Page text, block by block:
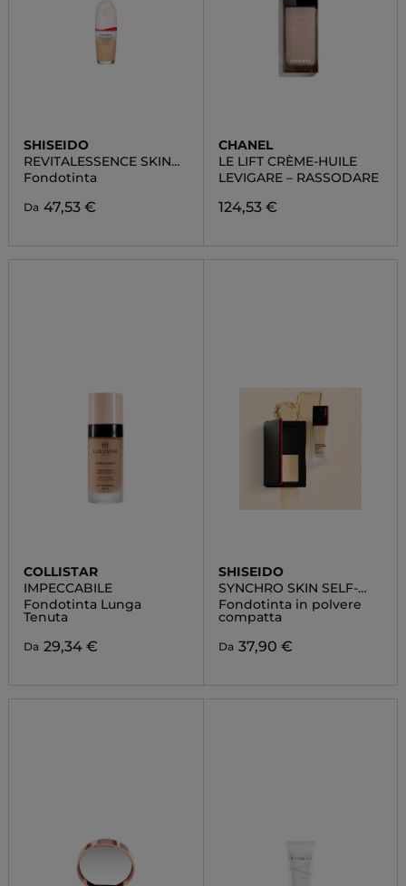
SHISEIDO
REVITALESSENCE SKIN
GLOW
Fondotinta
Da 47,53 €
CHANEL
LE LIFT CRÈME-HUILE
LEVIGARE – RASSODARE
124,53 €
COLLISTAR
IMPECCABILE
Fondotinta Lunga
Tenuta
Da 29,34 €
SHISEIDO
SYNCHRO SKIN SELF-
REFRESHING CUSTOM
FINISH POWDER
FOUNDATION
Fondotinta in polvere
compatta
Da 37,90 €